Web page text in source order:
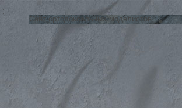
;
Сайт ортодоксальных моделистов